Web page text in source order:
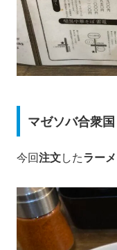
マゼソバ合衆国
今回注文したラー